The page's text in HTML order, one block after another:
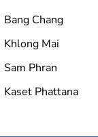
Bang Chang
Khlong Mai
Sam Phran
Kaset Phattana